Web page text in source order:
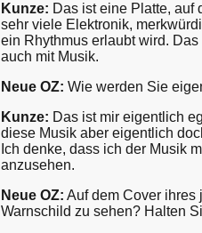
Kunze: Das ist eine Platte, auf
sehr viele Elektronik,
ein Rhythmus erlaubt wird.
auch mit Musik.
Neue OZ: Wie werden Sie
Kunze: Das ist mir eigentlich
diese Musik aber eigentlich
Ich denke, dass ich der Musik
anzusehen.
Neue OZ: Auf dem Cover ihres
Warnschild zu sehen? Halten